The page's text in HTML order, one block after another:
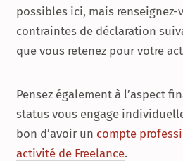
possibles ici, mais renseignez-
contraintes de déclaration
que vous retenez pour votre
Pensez également à l’aspect
status vous engage
bon d’avoir un compte
activité de Freelance.